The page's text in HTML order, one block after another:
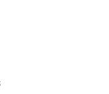
d'emballage
flexible et
sur le marché
des
et à Hong